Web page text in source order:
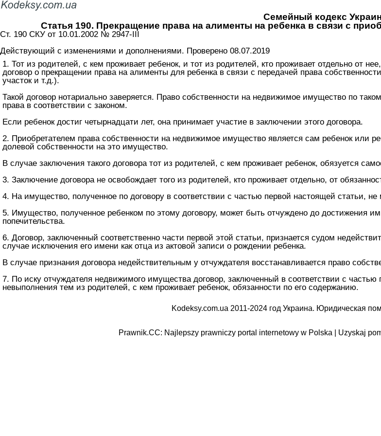
Семейный кодекс
Статья 190. Прекращение права на алименты на ребенка в связи с
Ст. 190 СКУ от 10.01.2002 № 2947-III
Действующий с изменениями и дополнениями. Проверено 08.07.2019
1. Тот из родителей, с кем проживает ребенок, и тот из родителей, кто проживает отдельно от
договор о прекращении права на алименты для ребенка в связи с передачей права
участок и т.д.).
Такой договор нотариально заверяется. Право собственности на недвижимое имущество по
права в соответствии с законом.
Если ребенок достиг четырнадцати лет, она принимает участие в заключении этого договора.
2. Приобретателем права собственности на недвижимое имущество является сам ребенок или
долевой собственности на это имущество.
В случае заключения такого договора тот из родителей, с кем проживает ребенок, обязуется
3. Заключение договора не освобождает того из родителей, кто проживает отдельно, от
4. На имущество, полученное по договору в соответствии с частью первой настоящей статьи,
5. Имущество, полученное ребенком по этому договору, может быть отчуждено до достижения
попечительства.
6. Договор, заключенный соответственно части первой этой статьи, признается судом
случае исключения его имени как отца из актовой записи о рождении ребенка.
В случае признания договора недействительным у отчуждателя восстанавливается право
7. По иску отчуждателя недвижимого имущества договор, заключенный в соответствии с
невыполнения тем из родителей, с кем проживает ребенок, обязанности по его содержанию.
Kodeksy.com.ua 2011-2024 год Украина. Юридическая
Prawnik.CC: Najlepszy prawniczy portal internetowy w Polska | Uzyskaj